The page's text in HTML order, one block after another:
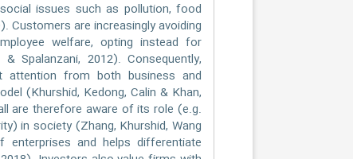
issues such as pollution, food
Customers are increasingly avoiding
welfare, opting instead for
Spalanzani, 2012). Consequently,
attention from both business and
(Khurshid, Kedong, Calin & Khan,
are therefore aware of its role (e.g.
in society (Zhang, Khurshid, Wang
and helps differentiate